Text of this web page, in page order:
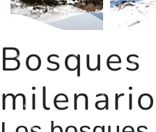
Bosques